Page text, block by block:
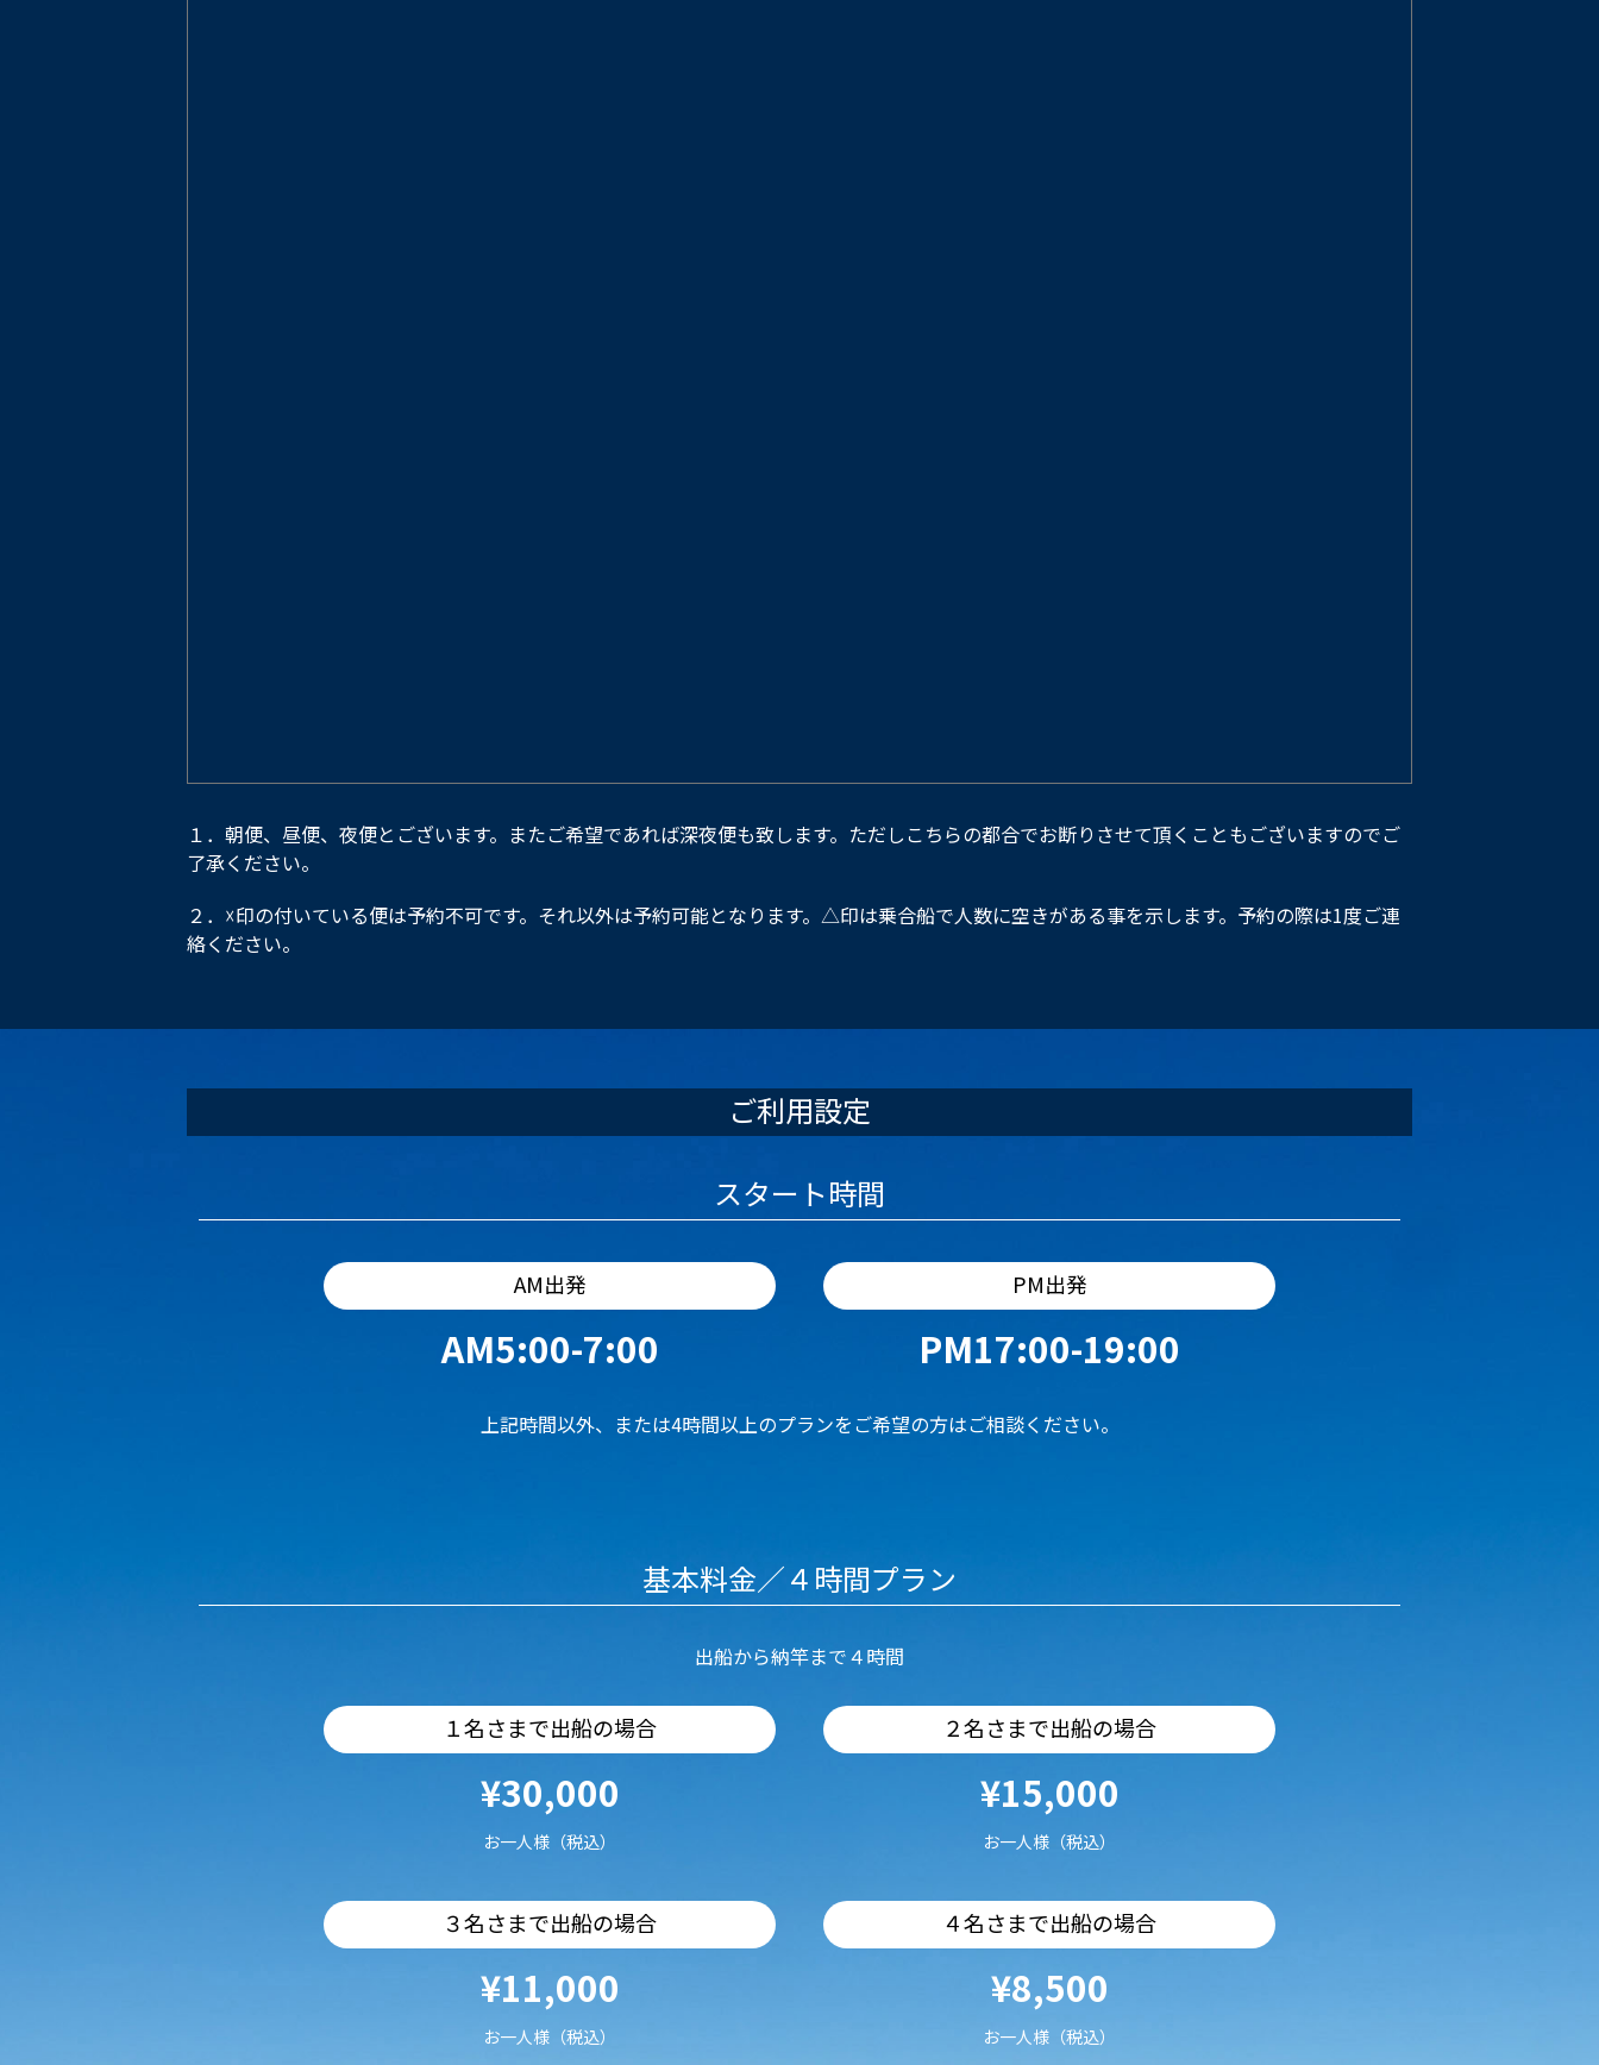
１．朝便、昼便、夜便とございます。またご希望であれば深夜便も致します。ただしこちらの都合でお断りさせて頂くこともございますのでご
了承ください。
２．☓印の付いている便は予約不可です。それ以外は予約可能となります。△印は乗合船で人数に空きがある事を示します。予約の際は1度ご連
絡ください。
ご利用設定
スタート時間
AM出発
AM5:00-7:00
PM出発
PM17:00-19:00
上記時間以外、または4時間以上のプランをご希望の方はご相談ください。
基本料金／４時間プラン
出船から納竿まで４時間
１名さまで出船の場合
¥30,000
お一人様（税込）
２名さまで出船の場合
¥15,000
お一人様（税込）
３名さまで出船の場合
¥11,000
お一人様（税込）
４名さまで出船の場合
¥8,500
お一人様（税込）